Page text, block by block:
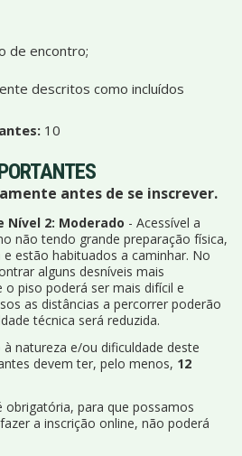
de encontro;
descritos como incluídos
10
antes de se inscrever.
Nível 2: Moderado - Acessível a
não tendo grande preparação física,
estão habituados a caminhar. No
alguns desníveis mais
piso poderá ser mais difícil e
as distâncias a percorrer poderão
técnica será reduzida.
à natureza e/ou dificuldade deste
devem ter, pelo menos, 12
obrigatória, para que possamos
a inscrição online, não poderá